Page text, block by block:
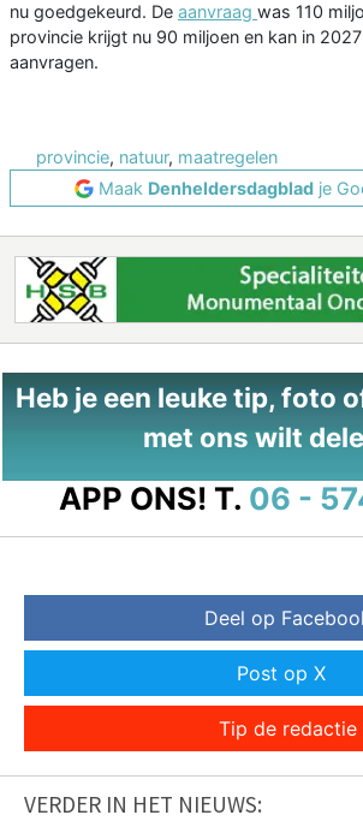
nu goedgekeurd. De aanvraag was 110
provincie krijgt nu 90 miljoen en kan in
aanvragen.
provincie, natuur, maatregelen
Maak Denheldersdagbladje
Heb je een leuke tip, foto
met ons wilt
APP ONS! T. 06 -
Deel op
Post op X
Tip de redactie
VERDER IN HET NIEUWS: